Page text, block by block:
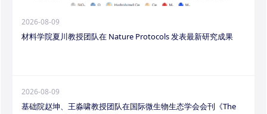
2026-08-09
材料学院夏川教授团队在 Nature Protocols 发表最新研究成果
2026-08-09
基础院赵坤、王淼啸教授团队在国际微生物生态学会会刊《The